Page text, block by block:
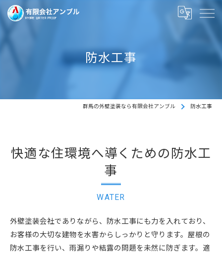
防水工事
群馬の外壁塗装なら有限会社アンブル 防水工事
快適な住環境へ導くための防水工
事
WATER
外壁塗装会社でありながら、防水工事にも力を入れており、
お客様の大切な建物を水害からしっかりと守ります。屋根の
防水工事を行い、雨漏りや結露の問題を未然に防ぎます。適